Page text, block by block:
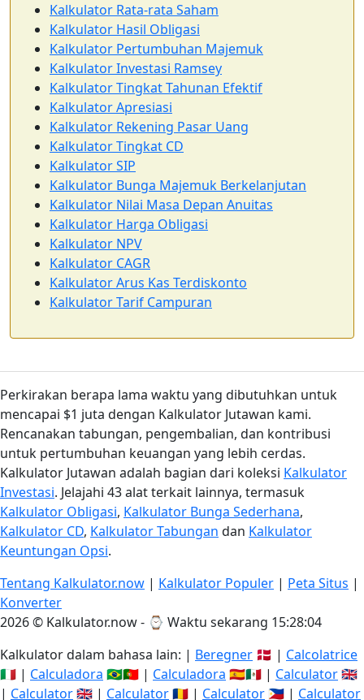
Kalkulator Rata-rata Saham
Kalkulator Hasil Obligasi
Kalkulator Pertumbuhan Majemuk
Kalkulator Investasi Ramsey
Kalkulator Tingkat Tahunan Efektif
Kalkulator Apresiasi
Kalkulator Rekening Pasar Uang
Kalkulator Tingkat CD
Kalkulator SIP
Kalkulator Bunga Majemuk Berkelanjutan
Kalkulator Nilai Masa Depan Anuitas
Kalkulator Harga Obligasi
Kalkulator NPV
Kalkulator CAGR
Kalkulator Arus Kas Terdiskonto
Kalkulator Tarif Campuran
Perkirakan berapa lama waktu yang dibutuhkan untuk
mencapai $1 juta dengan Kalkulator Jutawan kami.
Rencanakan tabungan, pengembalian, dan kontribusi
untuk pertumbuhan keuangan yang lebih cerdas.
Kalkulator Jutawan adalah bagian dari koleksi Kalkulator
Investasi. Jelajahi 43 alat terkait lainnya, termasuk
Kalkulator Obligasi, Kalkulator Bunga Sederhana,
Kalkulator CD, Kalkulator Tabungan dan Kalkulator
Keuntungan Opsi.
Tentang Kalkulator.now | Kalkulator Populer | Peta Situs |
Konverter
2026 © Kalkulator.now - ⌚ Waktu sekarang 15:28:04
Kalkulator dalam bahasa lain: | Beregner 🇩🇰 | Calcolatrice
🇮🇹 | Calculadora 🇧🇷🇵🇹 | Calculadora 🇪🇸🇲🇽 | Calculator🇬🇧
| Calculator🇬🇧 | Calculator🇷🇴 | Calculator 🇵🇭 | Calculator